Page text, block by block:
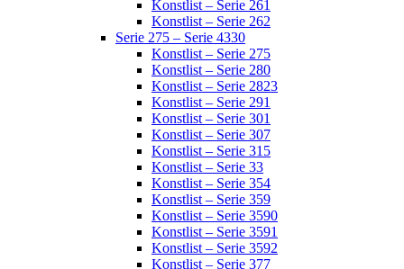
Konstlist – Serie 261
Konstlist – Serie 262
Serie 275 – Serie 4330
Konstlist – Serie 275
Konstlist – Serie 280
Konstlist – Serie 2823
Konstlist – Serie 291
Konstlist – Serie 301
Konstlist – Serie 307
Konstlist – Serie 315
Konstlist – Serie 33
Konstlist – Serie 354
Konstlist – Serie 359
Konstlist – Serie 3590
Konstlist – Serie 3591
Konstlist – Serie 3592
Konstlist – Serie 377